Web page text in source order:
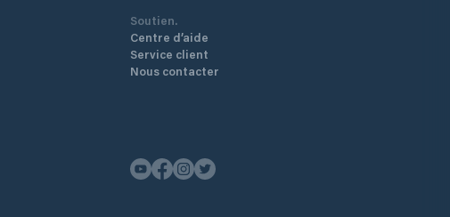
Soutien.
Centre d’aide
Service client
Nous contacter